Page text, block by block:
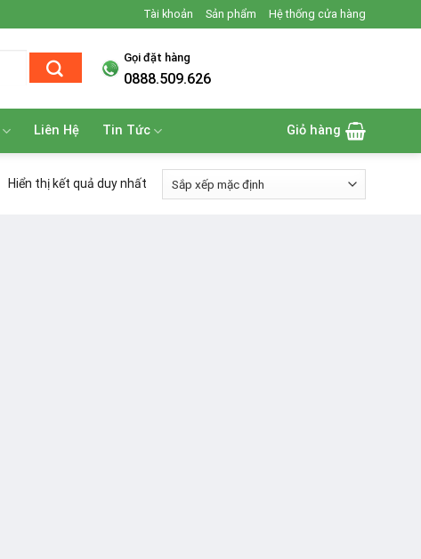
Tài khoản Sản phẩm Hệ thống cửa hàng
Gọi đặt hàng
0888.509.626
Liên Hệ Tin Tức Giỏ hàng
Hiển thị kết quả duy nhất